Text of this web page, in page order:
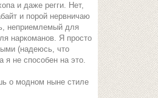
и даже регги. Нет,
и порой нервничаю
неприемлемый для
наркоманов. Я просто
(надеюсь, что
я не способен на это.
о модном ныне стиле